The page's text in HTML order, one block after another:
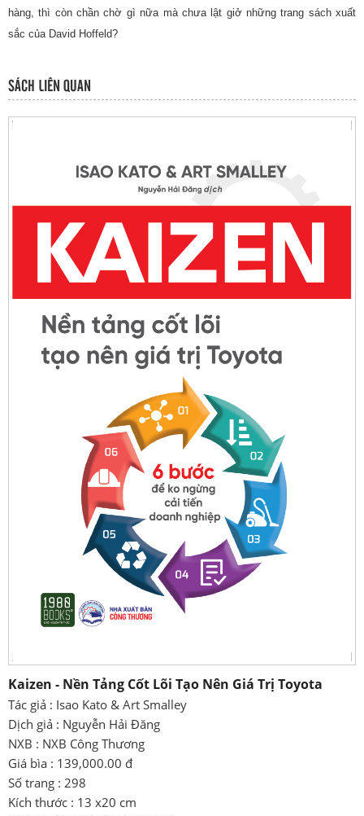
hàng, thì còn chần chờ gì nữa mà chưa lật giở những trang sách xuất
sắc của David Hoffeld?
SÁCH LIÊN QUAN
Kaizen - Nền Tảng Cốt Lõi Tạo Nên Giá Trị Toyota
Tác giả : Isao Kato & Art Smalley
Dịch giả : Nguyễn Hải Đăng
NXB : NXB Công Thương
Giá bìa : 139,000.00 đ
Số trang : 298
Kích thước : 13 x20 cm